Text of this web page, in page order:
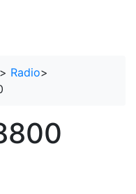
> Radio>